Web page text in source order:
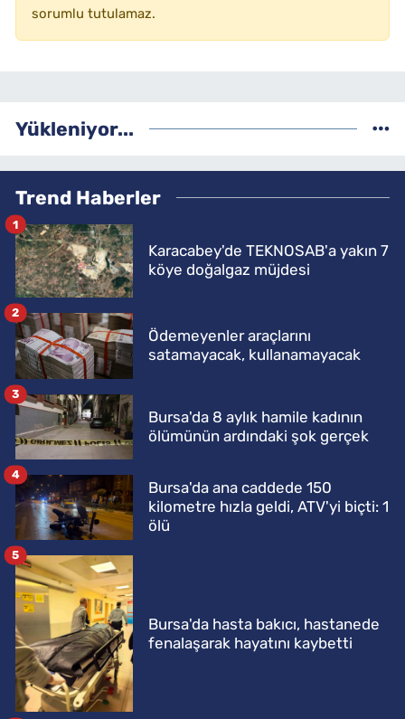
sorumlu tutulamaz.
Yükleniyor...
Trend Haberler
Karacabey'de TEKNOSAB'a yakın 7
köye doğalgaz müjdesi
1
Ödemeyenler araçlarını
satamayacak, kullanamayacak
2
Bursa'da 8 aylık hamile kadının
ölümünün ardındaki şok gerçek
3
Bursa'da ana caddede 150
kilometre hızla geldi, ATV'yi biçti: 1
ölü
4
Bursa'da hasta bakıcı, hastanede
fenalaşarak hayatını kaybetti
5